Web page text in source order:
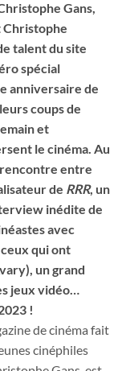
Gans,
Christophe
talent du site
spécial
anniversaire de
coups de
et
le cinéma. Au
entre
de RRR, un
inédite de
avec
qui ont
un grand
jeux vidéo…
!
de cinéma fait
cinéphiles